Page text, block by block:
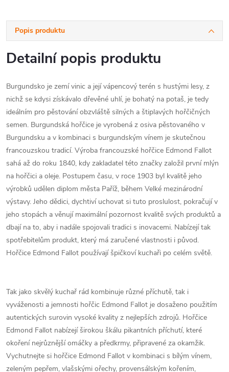
Popis produktu
Detailní popis produktu
Burgundsko je zemí vinic a její vápencový terén s hustými lesy, z
nichž se kdysi získávalo dřevěné uhlí, je bohatý na potaš, je tedy
ideálním pro pěstování obzvláště silných a štiplavých hořčičných
semen. Burgundská hořčice je vyrobená z osiva pěstovaného v
Burgundsku a v kombinaci s burgundským vínem je skutečnou
francouzskou tradicí. Výroba francouzské hořčice Edmond Fallot
sahá až do roku 1840, kdy zakladatel této značky založil první mlýn
na hořčici a oleje. Postupem času, v roce 1903 byl kvalitě jeho
výrobků udělen diplom města Paříž, během Velké mezinárodní
výstavy. Jeho dědici, dychtiví uchovat si tuto proslulost, pokračují v
jeho stopách a věnují maximální pozornost kvalitě svých produktů a
dbají na to, aby i nadále spojovali tradici s inovacemi. Nabízejí tak
spotřebitelům produkt, který má zaručené vlastnosti i původ.
Hořčice Edmond Fallot používají špičkoví kuchaři po celém světě.
Tak jako skvělý kuchař rád kombinuje různé příchutě, tak i
vyváženosti a jemnosti hořčic Edmond Fallot je dosaženo použitím
autentických surovin vysoké kvality z nejlepších zdrojů. Hořčice
Edmond Fallot nabízejí širokou škálu pikantních příchutí, které
okoření nejrůznější omáčky a předkrmy, připravené za okamžik.
Vychutnejte si hořčice Edmond Fallot v kombinaci s bílým vínem,
zeleným pepřem, vlašskými ořechy, provensálským kořením,